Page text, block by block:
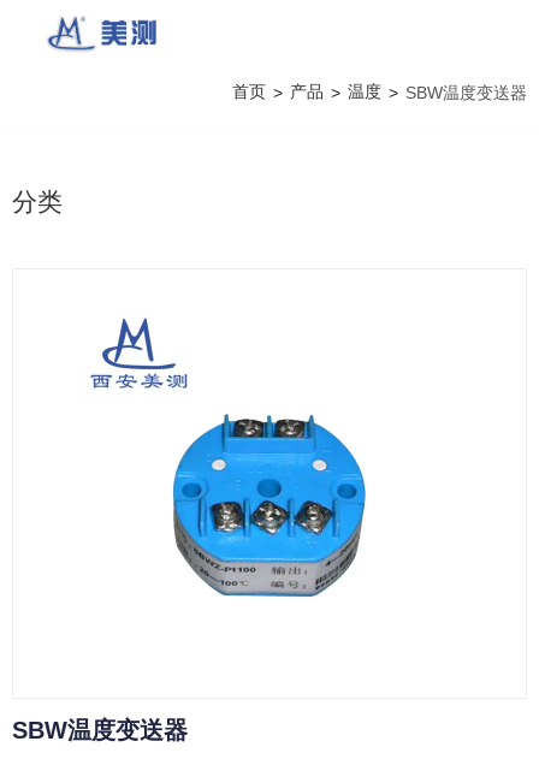
首页 > 产品 > 温度 > SBW温度变送器
分类
SBW温度变送器